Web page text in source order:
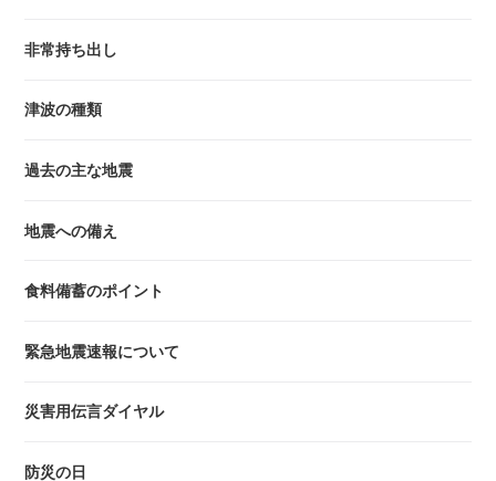
非常持ち出し
津波の種類
過去の主な地震
地震への備え
食料備蓄のポイント
緊急地震速報について
災害用伝言ダイヤル
防災の日